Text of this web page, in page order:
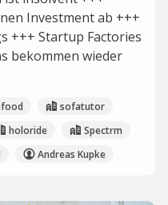
Investment ab +++
+++ Startup Factories
bekommen wieder
sofatutor
holoride
Spectrm
Andreas Kupke